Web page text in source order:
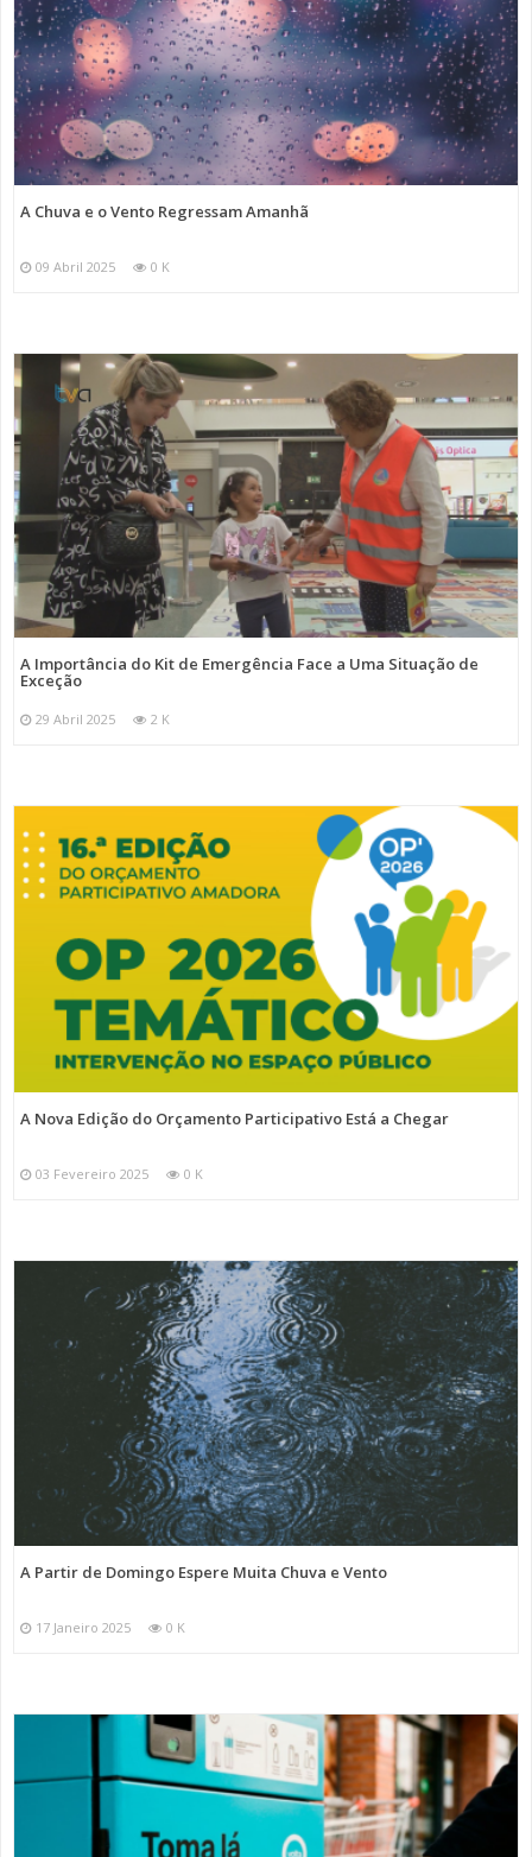
A Chuva e o Vento Regressam Amanhã
09 Abril 2025 0 K
A Importância do Kit de Emergência Face a Uma Situação de
Exceção
29 Abril 2025 2 K
A Nova Edição do Orçamento Participativo Está a Chegar
03 Fevereiro 2025 0 K
A Partir de Domingo Espere Muita Chuva e Vento
17 Janeiro 2025 0 K